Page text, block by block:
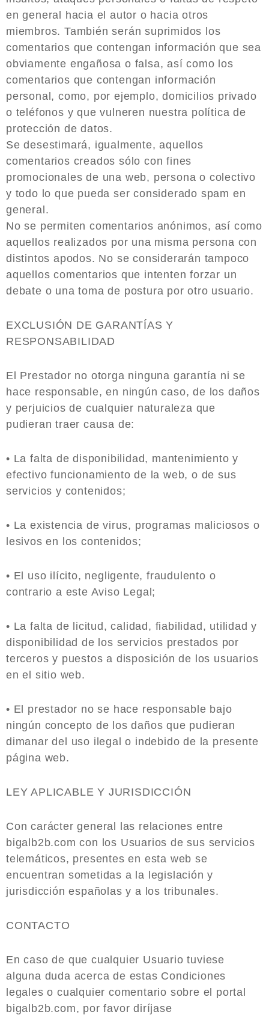
en general hacia el autor o hacia otros
miembros. También serán suprimidos los
comentarios que contengan información que sea
obviamente engañosa o falsa, así como los
comentarios que contengan información
personal, como, por ejemplo, domicilios privado
o teléfonos y que vulneren nuestra política de
protección de datos.
Se desestimará, igualmente, aquellos
comentarios creados sólo con fines
promocionales de una web, persona o colectivo
y todo lo que pueda ser considerado spam en
general.
No se permiten comentarios anónimos, así como
aquellos realizados por una misma persona con
distintos apodos. No se considerarán tampoco
aquellos comentarios que intenten forzar un
debate o una toma de postura por otro usuario.
EXCLUSIÓN DE GARANTÍAS Y
RESPONSABILIDAD
El Prestador no otorga ninguna garantía ni se
hace responsable, en ningún caso, de los daños
y perjuicios de cualquier naturaleza que
pudieran traer causa de:
• La falta de disponibilidad, mantenimiento y
efectivo funcionamiento de la web, o de sus
servicios y contenidos;
• La existencia de virus, programas maliciosos o
lesivos en los contenidos;
• El uso ilícito, negligente, fraudulento o
contrario a este Aviso Legal;
• La falta de licitud, calidad, fiabilidad, utilidad y
disponibilidad de los servicios prestados por
terceros y puestos a disposición de los usuarios
en el sitio web.
• El prestador no se hace responsable bajo
ningún concepto de los daños que pudieran
dimanar del uso ilegal o indebido de la presente
página web.
LEY APLICABLE Y JURISDICCIÓN
Con carácter general las relaciones entre
bigalb2b.com con los Usuarios de sus servicios
telemáticos, presentes en esta web se
encuentran sometidas a la legislación y
jurisdicción españolas y a los tribunales.
CONTACTO
En caso de que cualquier Usuario tuviese
alguna duda acerca de estas Condiciones
legales o cualquier comentario sobre el portal
bigalb2b.com, por favor diríjase